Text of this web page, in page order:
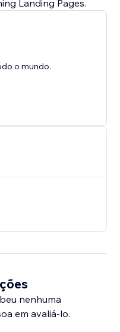
o mundo.
nenhuma
em avaliá-lo.